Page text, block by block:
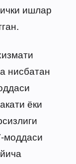
ишлар
нисбатан
ёки
моддаси